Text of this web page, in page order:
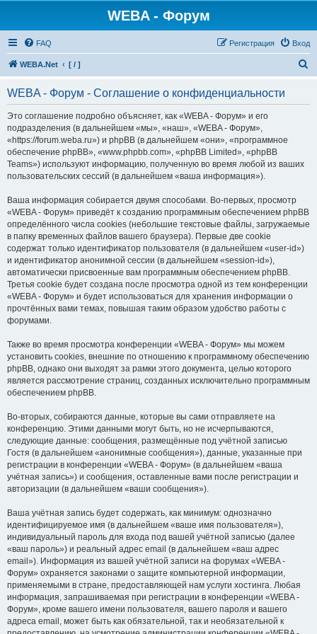
WEBA - Форум
FAQ Вход
Регистрация
WEBA.Net [ / ]
WEBA - Форум - Соглашение о конфиденциальности
Это соглашение подробно объясняет, как «WEBA - Форум» и его
подразделения (в дальнейшем «мы», «наш», «WEBA - Форум»,
«https://forum.weba.ru») и phpBB (в дальнейшем «они», «программное
обеспечение phpBB», «www.phpbb.com», «phpBB Limited», «phpBB
Teams») используют информацию, полученную во время любой из ваших
пользовательских сессий (в дальнейшем «ваша информация»).
Ваша информация собирается двумя способами. Во-первых, просмотр
«WEBA - Форум» приведёт к созданию программным обеспечением phpBB
определённого числа cookies (небольшие текстовые файлы, загружаемые
в папку временных файлов вашего браузера). Первые две cookie
содержат только идентификатор пользователя (в дальнейшем «user-id»)
и идентификатор анонимной сессии (в дальнейшем «session-id»),
автоматически присвоенные вам программным обеспечением phpBB.
Третья cookie будет создана после просмотра одной из тем конференции
«WEBA - Форум» и будет использоваться для хранения информации о
прочтённых вами темах, повышая таким образом удобство работы с
форумами.
Также во время просмотра конференции «WEBA - Форум» мы можем
установить cookies, внешние по отношению к программному обеспечению
phpBB, однако они выходят за рамки этого документа, целью которого
является рассмотрение страниц, созданных исключительно программным
обеспечением phpBB.
Во-вторых, собираются данные, которые вы сами отправляете на
конференцию. Этими данными могут быть, но не исчерпываются,
следующие данные: сообщения, размещённые под учётной записью
Гостя (в дальнейшем «анонимные сообщения»), данные, указанные при
регистрации в конференции «WEBA - Форум» (в дальнейшем «ваша
учётная запись») и сообщения, оставленные вами после регистрации и
авторизации (в дальнейшем «ваши сообщения»).
Ваша учётная запись будет содержать, как минимум: однозначно
идентифицируемое имя (в дальнейшем «ваше имя пользователя»),
индивидуальный пароль для входа под вашей учётной записью (далее
«ваш пароль») и реальный адрес email (в дальнейшем «ваш адрес
email»). Информация из вашей учётной записи на форумах «WEBA -
Форум» охраняется законами о защите компьютерной информации,
применяемыми в стране, предоставляющей нам услуги хостинга. Любая
информация, запрашиваемая при регистрации в конференции «WEBA -
Форум», кроме вашего имени пользователя, вашего пароля и вашего
адреса email, может быть как обязательной, так и необязательной к